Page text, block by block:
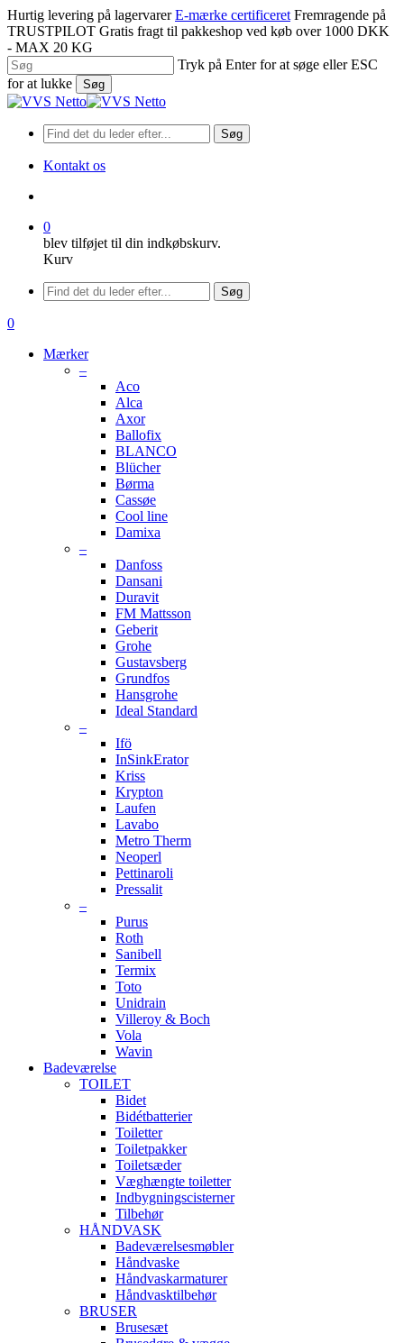
Spring
til
hovedindhold
Hurtig levering på lagervarer E-mærke certificeret Fremragende på
TRUSTPILOT Gratis fragt til pakkeshop ved køb over 1000 DKK
- MAX 20 KG
Tryk på Enter for at søge eller ESC
for at lukke
Søg
Luk
Søg
Kontakt os
0
blev tilføjet til din indkøbskurv.
Kurv
Menu
Søg
søge
0
Mærker
–
Aco
Alca
Axor
Ballofix
BLANCO
Blücher
Børma
Cassøe
Cool line
Damixa
–
Danfoss
Dansani
Duravit
FM Mattsson
Geberit
Grohe
Gustavsberg
Grundfos
Hansgrohe
Ideal Standard
–
Ifö
InSinkErator
Kriss
Krypton
Laufen
Lavabo
Metro Therm
Neoperl
Pettinaroli
Pressalit
–
Purus
Roth
Sanibell
Termix
Toto
Unidrain
Villeroy & Boch
Vola
Wavin
Badeværelse
TOILET
Bidet
Bidétbatterier
Toiletter
Toiletpakker
Toiletsæder
Væghængte toiletter
Indbygningscisterner
Tilbehør
HÅNDVASK
Badeværelsesmøbler
Håndvaske
Håndvaskarmaturer
Håndvasktilbehør
BRUSER
Brusesæt